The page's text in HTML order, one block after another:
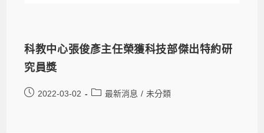
科教中心張俊彥主任榮獲科技部傑出特約研
究員獎
2022-03-02 最新消息 / 未分類